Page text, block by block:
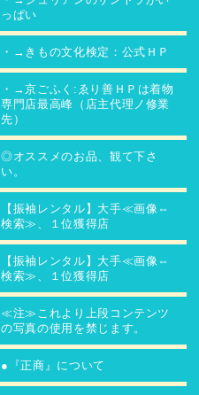
っぱい
・→きもの文化検定：公式ＨＰ
・→京ごふく:ゑり善ＨＰは着物
専門店最高峰（店主代理ノ修業
先）
◎オススメのお品、観て下さ
い。
【振袖レンタル】大手≪画像⇔
検索≫、１位獲得店
【振袖レンタル】大手≪画像⇔
検索≫、１位獲得店
≪注≫これより上段コンテンツ
の写真の使用を禁じます。
●『正商』について